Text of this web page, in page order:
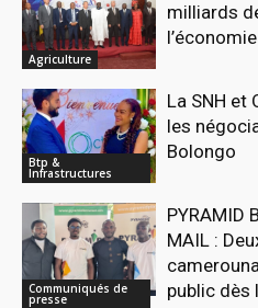
Agriculture
milliards
Btp &
Infrastructures
La SNH et
les
Bolongo
Communiqués de
presse
PYRAMID
MAIL :
public dès